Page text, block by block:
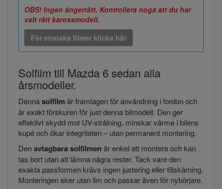
OBS! Ingen ångerrätt. Kontrollera noga att du har
valt rätt karossmodell.
För enstaka filmer klicka här
Solfilm till Mazda 6 sedan alla
årsmodeller.
Dennasolfilmär framtagen för användning i fordon och
är exakt förskuren för just denna bilmodell. Den ger
effektivt skydd mot UV-strålning, minskar värme i bilens
kupé och ökar integriteten – utan permanent montering.
Denavtagbara solfilmen är enkel att montera och kan
tas bort utan att lämna några rester. Tack vare den
exakta passformen krävs ingen justering eller tillskärning.
Monteringen sker utan lim och passar även för nybörjare.